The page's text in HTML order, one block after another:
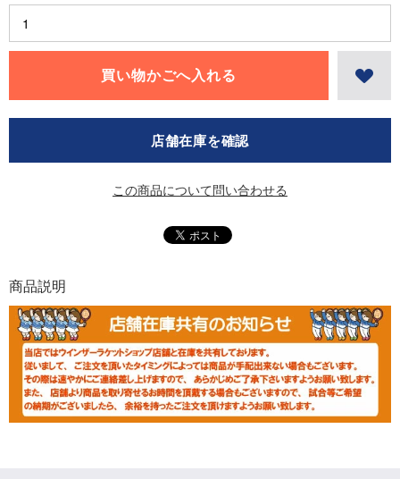
店舗在庫を確認
この商品について問い合わせる
商品説明